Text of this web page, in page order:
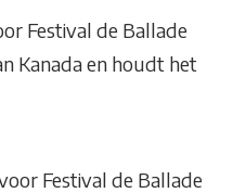
Festival de Ballade
Kanada en houdt het
Festival de Ballade